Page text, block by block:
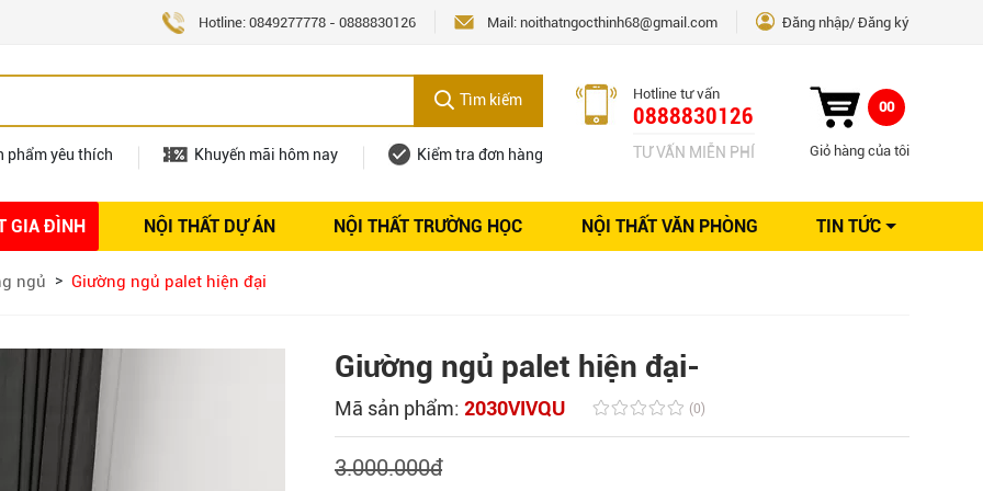
Hotline: 0849277778 - 0888830126 Mail: noithatngocthinh68@gmail.com Đăng nhập Đăng ký
Tìm kiếm
phẩm yêu thích Khuyến mãi hôm nay Kiểm tra đơn hàng
Hotline tư vấn
0888830126
TƯ VẤN MIỄN PHÍ
00
Giỏ hàng của tôi
GIA ĐÌNH NỘI THẤT DỰ ÁN NỘI THẤT TRƯỜNG HỌC NỘI THẤT VĂN PHÒNG TIN TỨC
thất
Giải pháp thiết kế
ngủ Giường ngủ palet hiện đại
Giường ngủ palet hiện đại-
Mã sản phẩm:2030VIVQU (0)
3.000.000đ